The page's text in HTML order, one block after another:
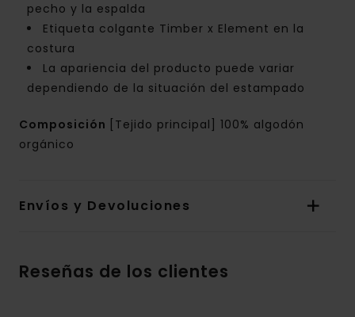
pecho y la espalda
Etiqueta colgante Timber x Element en la
costura
La apariencia del producto puede variar
dependiendo de la situación del estampado
Composición
[Tejido principal] 100% algodón
orgánico
Envíos y Devoluciones
Reseñas de los clientes